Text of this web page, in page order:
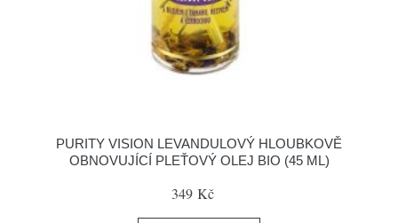
PURITY VISION LEVANDULOVÝ HLOUBKOVĚ
OBNOVUJÍCÍ PLEŤOVÝ OLEJ BIO (45 ML)
349 Kč